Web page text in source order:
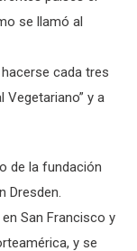
se llamó al
cada tres
Vegetariano” y a
de la fundación
Dresden.
San Francisco y
y se